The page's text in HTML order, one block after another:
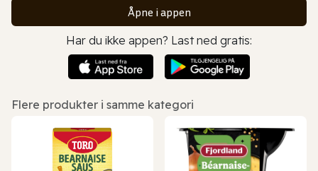
Åpne i appen
Har du ikke appen? Last ned gratis:
Flere produkter i samme kategori